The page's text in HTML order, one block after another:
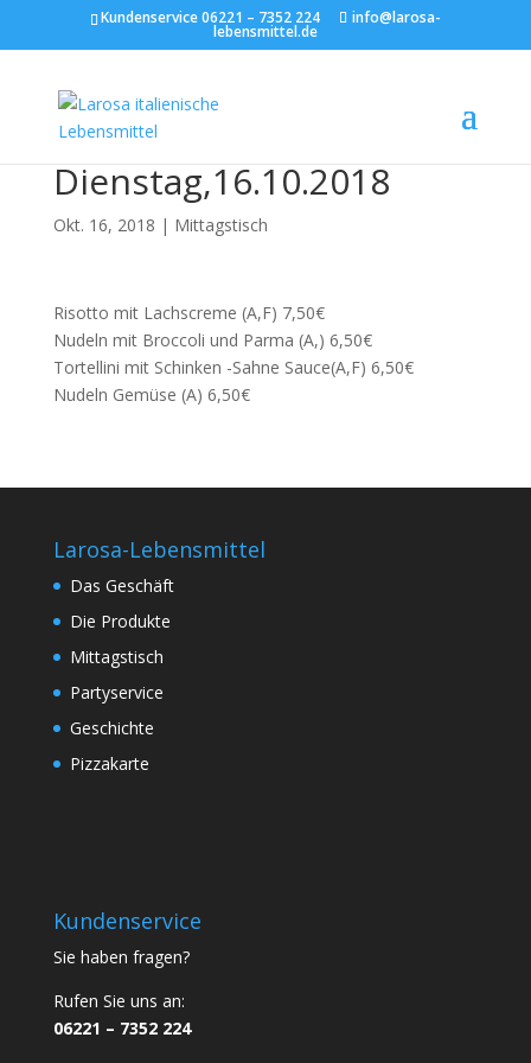
Kundenservice 06221 – 7352 224 info@larosa-
lebensmittel.de
Dienstag,16.10.2018
Okt. 16, 2018 | Mittagstisch
Risotto mit Lachscreme (A,F) 7,50€
Nudeln mit Broccoli und Parma (A,) 6,50€
Tortellini mit Schinken -Sahne Sauce(A,F) 6,50€
Nudeln Gemüse (A) 6,50€
Larosa-Lebensmittel
Das Geschäft
Die Produkte
Mittagstisch
Partyservice
Geschichte
Pizzakarte
Kundenservice
Sie haben fragen?
Rufen Sie uns an:
06221 – 7352 224